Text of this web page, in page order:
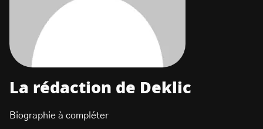
La rédaction de Deklic
Biographie à compléter